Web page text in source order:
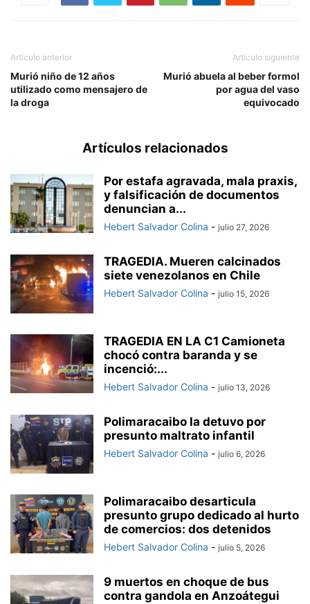
Artículo anterior
Murió niño de 12 años
utilizado como mensajero de
la droga
Artículo siguiente
Murió abuela al beber formol
por agua del vaso
equivocado
Artículos relacionados
Por estafa agravada, mala praxis,
y falsificación de documentos
denuncian a...
Hebert Salvador Colina - julio 27, 2026
TRAGEDIA. Mueren calcinados
siete venezolanos en Chile
Hebert Salvador Colina - julio 15, 2026
TRAGEDIA EN LA C1 Camioneta
chocó contra baranda y se
incenció:...
Hebert Salvador Colina - julio 13, 2026
Polimaracaibo la detuvo por
presunto maltrato infantil
Hebert Salvador Colina - julio 6, 2026
Polimaracaibo desarticula
presunto grupo dedicado al hurto
de comercios: dos detenidos
Hebert Salvador Colina - julio 5, 2026
9 muertos en choque de bus
contra gandola en Anzoátegui